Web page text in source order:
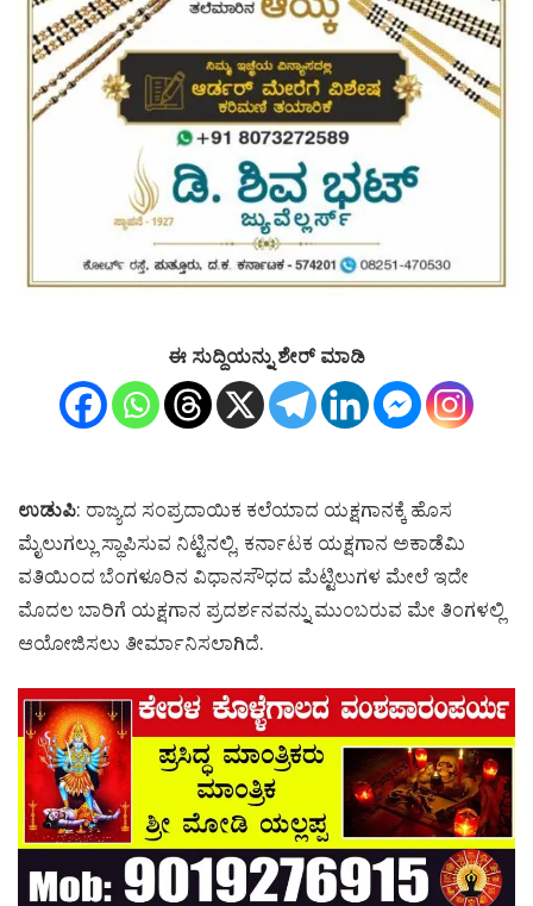
ಈ ಸುದ್ದಿಯನ್ನು ಶೇರ್ ಮಾಡಿ
ಉಡುಪಿ: ರಾಜ್ಯದ ಸಂಪ್ರದಾಯಿಕ ಕಲೆಯಾದ ಯಕ್ಷಗಾನಕ್ಕೆ ಹೊಸ
ಮೈಲುಗಲ್ಲು ಸ್ಥಾಪಿಸುವ ನಿಟ್ಟಿನಲ್ಲಿ, ಕರ್ನಾಟಕ ಯಕ್ಷಗಾನ ಅಕಾಡೆಮಿ
ವತಿಯಿಂದ ಬೆಂಗಳೂರಿನ ವಿಧಾನಸೌಧದ ಮೆಟ್ಟಿಲುಗಳ ಮೇಲೆ ಇದೇ
ಮೊದಲ ಬಾರಿಗೆ ಯಕ್ಷಗಾನ ಪ್ರದರ್ಶನವನ್ನು ಮುಂಬರುವ ಮೇ ತಿಂಗಳಲ್ಲಿ
ಆಯೋಜಿಸಲು ತೀರ್ಮಾನಿಸಲಾಗಿದೆ.